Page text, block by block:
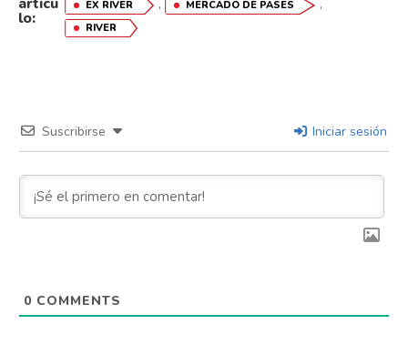
lo:
EX RIVER MERCADO DE PASES
RIVER
Suscribirse Iniciar sesión
0 COMMENTS